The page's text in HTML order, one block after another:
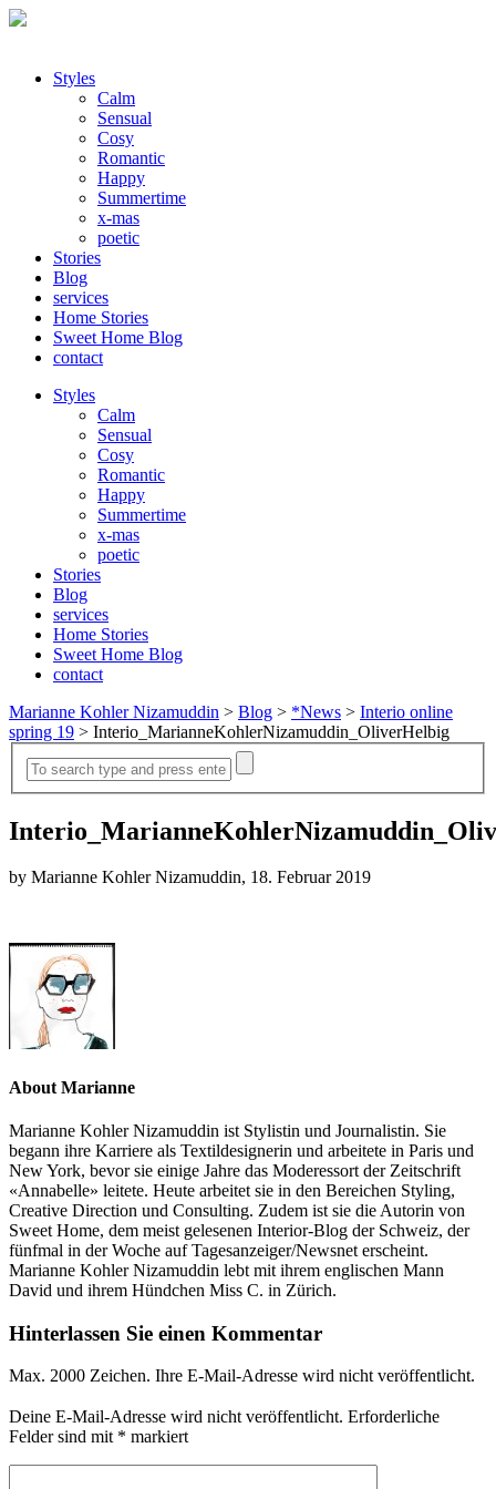
Styles
Calm
Sensual
Cosy
Romantic
Happy
Summertime
x-mas
poetic
Stories
Blog
services
Home Stories
Sweet Home Blog
contact
Styles
Calm
Sensual
Cosy
Romantic
Happy
Summertime
x-mas
poetic
Stories
Blog
services
Home Stories
Sweet Home Blog
contact
Marianne Kohler Nizamuddin > Blog > *News > Interio online
spring 19 > Interio_MarianneKohlerNizamuddin_OliverHelbig
by Marianne Kohler Nizamuddin, 18. Februar 2019
About Marianne
Marianne Kohler Nizamuddin ist Stylistin und Journalistin. Sie
begann ihre Karriere als Textildesignerin und arbeitete in Paris und
New York, bevor sie einige Jahre das Moderessort der Zeitschrift
«Annabelle» leitete. Heute arbeitet sie in den Bereichen Styling,
Creative Direction und Consulting. Zudem ist sie die Autorin von
Sweet Home, dem meist gelesenen Interior-Blog der Schweiz, der
fünfmal in der Woche auf Tagesanzeiger/Newsnet erscheint.
Marianne Kohler Nizamuddin lebt mit ihrem englischen Mann
David und ihrem Hündchen Miss C. in Zürich.
Hinterlassen Sie einen Kommentar
Max. 2000 Zeichen. Ihre E-Mail-Adresse wird nicht veröffentlicht.
Deine E-Mail-Adresse wird nicht veröffentlicht. Erforderliche
Felder sind mit * markiert